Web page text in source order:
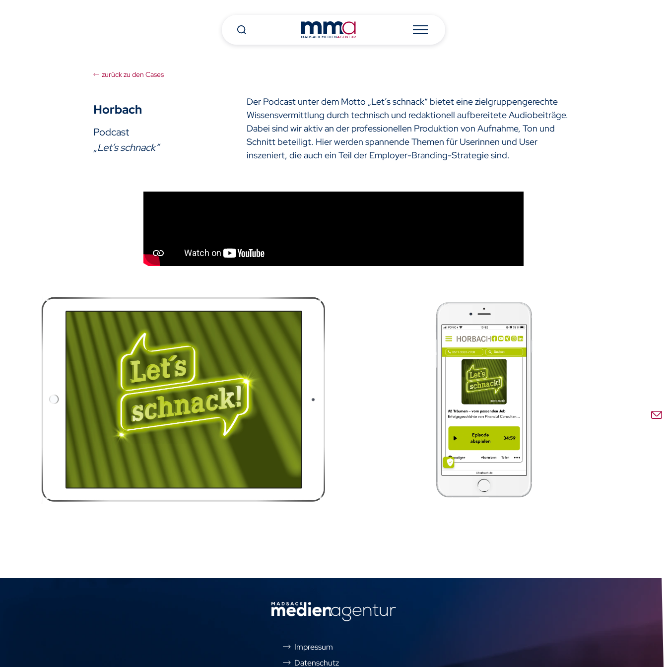
zurück zu den Cases
Horbach
Podcast
„Let’s schnack“
Der Podcast unter dem Motto „Let’s schnack“ bietet eine zielgruppengerechte
Wissensvermittlung durch technisch und redaktionell aufbereitete Audiobeiträge.
Dabei sind wir aktiv an der professionellen Produktion von Aufnahme, Ton und
Schnitt beteiligt. Hier werden spannende Themen für Userinnen und User
inszeniert, die auch ein Teil der Employer-Branding-Strategie sind.
Impressum
Datenschutz